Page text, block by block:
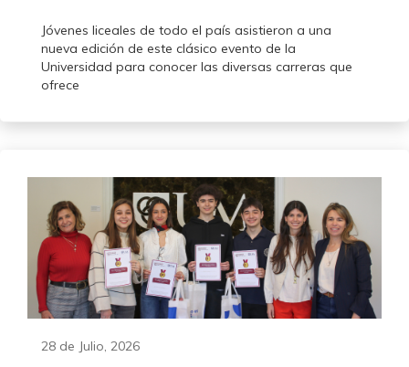
Jóvenes liceales de todo el país asistieron a una
nueva edición de este clásico evento de la
Universidad para conocer las diversas carreras que
ofrece
28 de Julio, 2026